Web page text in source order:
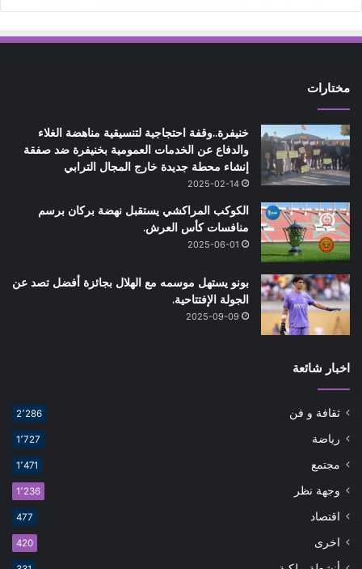
مختارات
خنيفرة..وقفة احتجاجية لتنسيقية مناهضة الغلاء
والدفاع عن الخدمات العمومية بخنيفرة ضد صفقة
إنشاء محطة جديدة خارج المجال الترابي
2025-02-14
الكوكب المراكشي يستقبل نهضة بركان برسم
منافسات كأس العرش.
2025-06-01
بونو يستهل موسمه مع الهلال بجائزة أفضل تصد عن
الجولة الإفتتاحية.
2025-09-09
اخبار شائعة
ثقافة و فن 2٬286
رياضة 1٬727
مجتمع 1٬471
وجهة نظر 1٬236
اقتصاد 477
اخرى 420